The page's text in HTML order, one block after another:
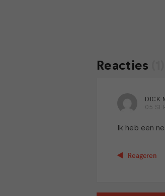
Reacties
DICK
05
Ik heb een
Reageren